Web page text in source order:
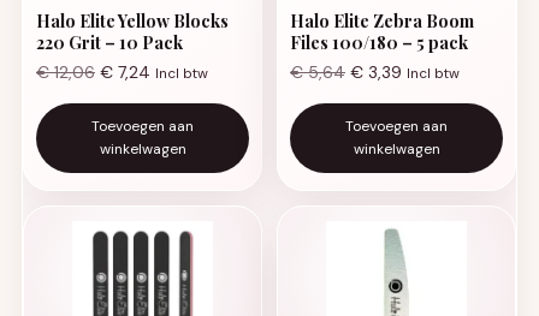
Halo Elite Yellow Blocks
220 Grit – 10 Pack
€12,06 € 7,24 Incl btw
Toevoegen aan
winkelwagen
Halo Elite Zebra Boom
Files 100/180 – 5 pack
€5,64 € 3,39 Incl btw
Toevoegen aan
winkelwagen